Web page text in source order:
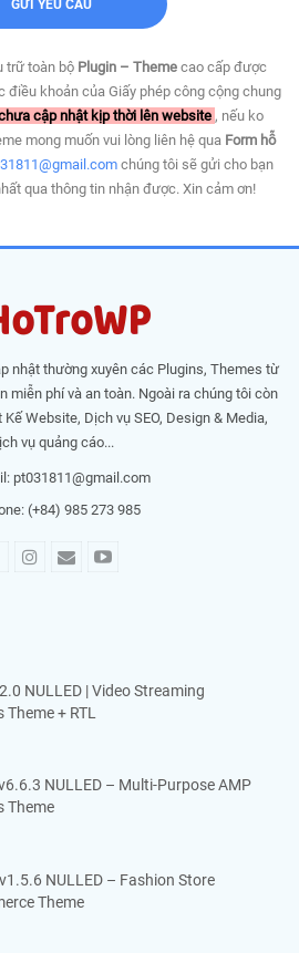
trữ toàn bộ Plugin – Theme cao cấp được
điều khoản của Giấy phép công cộng chung
cập nhật kịp thời lên website , nếu ko
mong muốn vui lòng liên hệ qua Form hỗ
chúng tôi sẽ gửi cho bạn
qua thông tin nhận được. Xin cảm ơn!
nhật thường xuyên các Plugins, Themes từ
miễn phí và an toàn. Ngoài ra chúng tôi còn
Website, Dịch vụ SEO, Design & Media,
vụ quảng cáo...
pt031811@gmail.com
(+84) 985 273 985
NULLED | Video Streaming
+ RTL
NULLED – Multi-Purpose AMP
Theme
NULLED – Fashion Store
Theme